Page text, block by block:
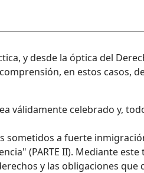
y desde la óptica del
en estos casos,
válidamente celebrado y,
a fuerte
(PARTE II). Mediante
y las obligaciones